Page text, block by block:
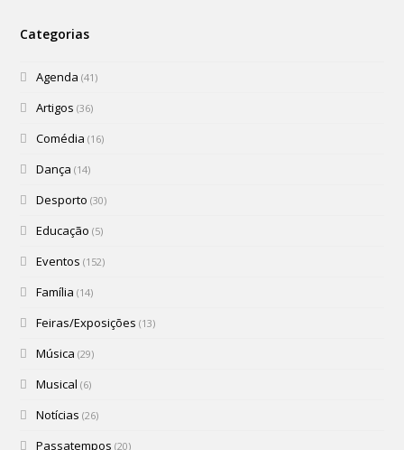
Categorias
Agenda (41)
Artigos (36)
Comédia (16)
Dança (14)
Desporto (30)
Educação (5)
Eventos (152)
Família (14)
Feiras/Exposições (13)
Música (29)
Musical (6)
Notícias (26)
Passatempos (20)